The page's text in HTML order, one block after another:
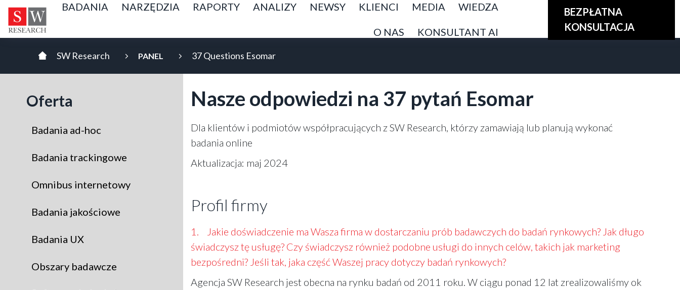
BADANIA NARZĘDZIA RAPORTY ANALIZY NEWSY KLIENCI MEDIA WIEDZA
O NAS KONSULTANT AI
BEZPŁATNA
KONSULTACJA
PANEL 37 Questions Esomar
Oferta
Badania ad-hoc
Badania trackingowe
Omnibus internetowy
Badania jakościowe
Badania UX
Obszary badawcze
Nasze odpowiedzi na 37 pytań Esomar
Dla klientów i podmiotów współpracujących z SW Research, którzy zamawiają lub planują wykonać
badania online
Aktualizacja: maj 2024
Profil firmy
1. Jakie doświadczenie ma Wasza firma w dostarczaniu prób badawczych do badań rynkowych? Jak długo
świadczysz tę usługę? Czy świadczysz również podobne usługi do innych celów, takich jak marketing
bezpośredni? Jeśli tak, jaka część Waszej pracy dotyczy badań rynkowych?
Agencja SW Research jest obecna na rynku badań od 2011 roku. W ciągu ponad 12 lat zrealizowaliśmy ok